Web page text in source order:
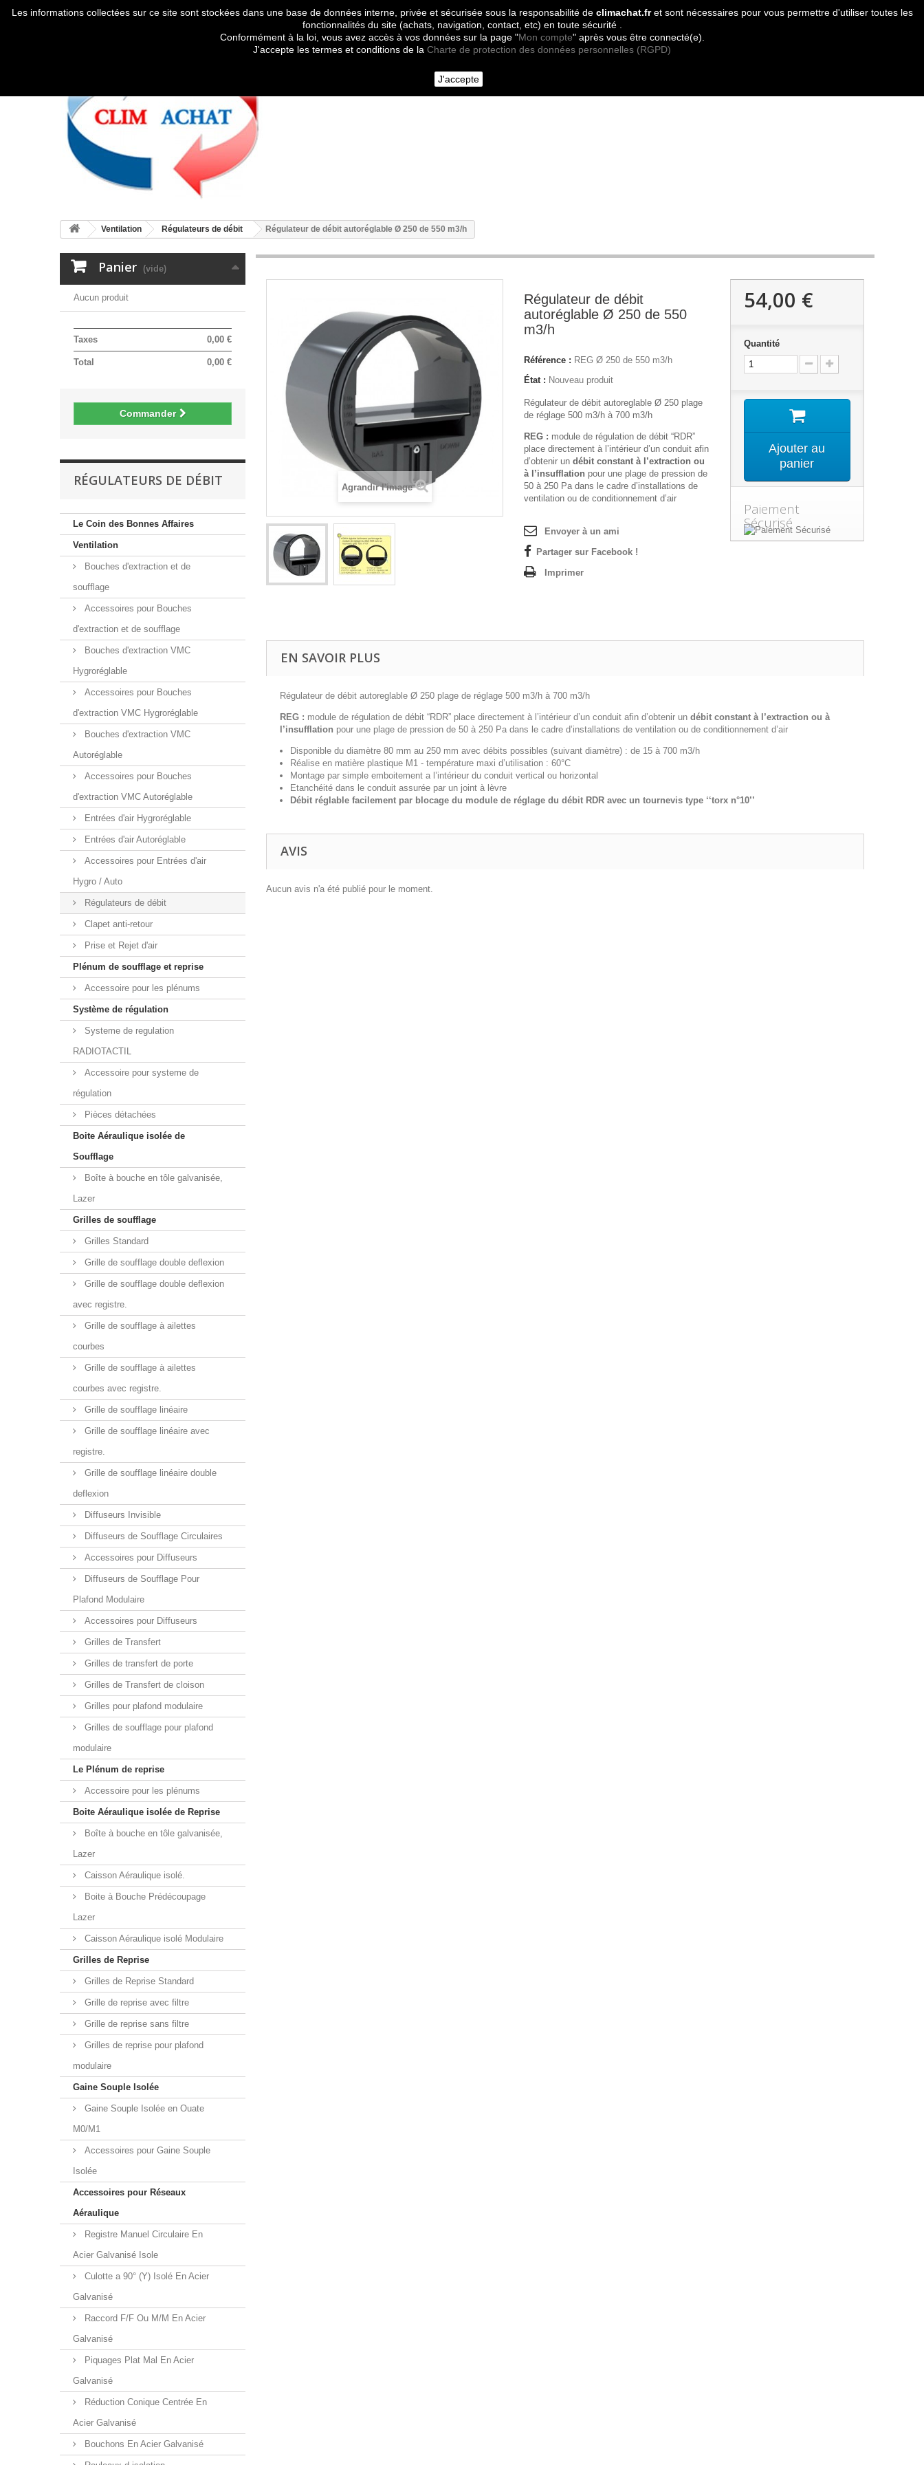
Les informations collectées sur ce site sont stockées dans une base de données interne, privée et sécurisée sous la responsabilité de climachat.fret sont nécessaires pour vous permettre d'utiliser toutes les
fonctionnalités du site (achats, navigation, contact, etc) en toute sécurité .
Conformément à la loi, vous avez accès à vos données sur la page "Mon compte" après vous être connecté(e).
J'accepte les termes et conditions de la Charte de protection des données personnelles (RGPD)
J'accepte
Contactez-nous
Ventilation Régulateurs de débit Régulateur de débit autoréglable Ø 250 de 550 m3/h
Panier (vide)
Aucun produit
0,00 €
Taxes
0,00 €
Total
Commander
RÉGULATEURS DE DÉBIT
Le Coin des Bonnes Affaires
Ventilation
Bouches d'extraction et de
soufflage
Accessoires pour Bouches
d'extraction et de soufflage
Bouches d'extraction VMC
Hygroréglable
Accessoires pour Bouches
d'extraction VMC Hygroréglable
Bouches d'extraction VMC
Autoréglable
Accessoires pour Bouches
d'extraction VMC Autoréglable
Entrées d'air Hygroréglable
Entrées d'air Autoréglable
Accessoires pour Entrées d'air
Hygro / Auto
Régulateurs de débit
Clapet anti-retour
Prise et Rejet d'air
Plénum de soufflage et reprise
Accessoire pour les plénums
Système de régulation
Systeme de regulation
RADIOTACTIL
Accessoire pour systeme de
régulation
Pièces détachées
Boite Aéraulique isolée de
Soufflage
Boîte à bouche en tôle galvanisée,
Lazer
Grilles de soufflage
Grilles Standard
Grille de soufflage double deflexion
Grille de soufflage double deflexion
avec registre.
Grille de soufflage à ailettes
courbes
Grille de soufflage à ailettes
courbes avec registre.
Grille de soufflage linéaire
Grille de soufflage linéaire avec
registre.
Grille de soufflage linéaire double
deflexion
Diffuseurs Invisible
Diffuseurs de Soufflage Circulaires
Accessoires pour Diffuseurs
Diffuseurs de Soufflage Pour
Plafond Modulaire
Accessoires pour Diffuseurs
Grilles de Transfert
Grilles de transfert de porte
Grilles de Transfert de cloison
Grilles pour plafond modulaire
Grilles de soufflage pour plafond
modulaire
Le Plénum de reprise
Accessoire pour les plénums
Boite Aéraulique isolée de Reprise
Boîte à bouche en tôle galvanisée,
Lazer
Caisson Aéraulique isolé.
Boite à Bouche Prédécoupage
Lazer
Caisson Aéraulique isolé Modulaire
Grilles de Reprise
Grilles de Reprise Standard
Grille de reprise avec filtre
Grille de reprise sans filtre
Grilles de reprise pour plafond
modulaire
Gaine Souple Isolée
Gaine Souple Isolée en Ouate
M0/M1
Accessoires pour Gaine Souple
Isolée
Accessoires pour Réseaux
Aéraulique
Registre Manuel Circulaire En
Acier Galvanisé Isole
Culotte a 90° (Y) Isolé En Acier
Galvanisé
Raccord F/F Ou M/M En Acier
Galvanisé
Piquages Plat Mal En Acier
Galvanisé
Réduction Conique Centrée En
Acier Galvanisé
Bouchons En Acier Galvanisé
Agrandir l'image
Régulateur de débit
autoréglable Ø 250 de 550
m3/h
Référence : REG Ø 250 de 550 m3/h
État : Nouveau produit
Régulateur de débit autoreglable Ø 250 plage
de réglage 500 m3/h à 700 m3/h
REG : module de régulation de débit “RDR”
place directement à l’intérieur d’un conduit afin
d’obtenir un débit constant àl’extraction ou
àl’insufflation pour une plage de pression de
50 à 250 Pa dans le cadre d’installations de
ventilation ou de conditionnement d’air
Envoyer à un ami
Partager sur Facebook !
Imprimer
54,00 €
Quantité
Ajouter au
panier
Paiement
Sécurisé
EN SAVOIR PLUS
Régulateur de débit autoreglable Ø 250 plage de réglage 500 m3/h à 700 m3/h
REG : module de régulation de débit “RDR” place directement à l’intérieur d’un conduit afin d’obtenir un débit constant àl’extraction ou à
l’insufflation pour une plage de pression de 50 à 250 Pa dans le cadre d’installations de ventilation ou de conditionnement d’air
Disponible du diamètre 80 mm au 250 mm avec débits possibles (suivant diamètre) : de 15 à 700 m3/h
Réalise en matière plastique M1 - température maxi d’utilisation : 60°C
Montage par simple emboitement a l’intérieur du conduit vertical ou horizontal
Etanchéité dans le conduit assurée par un joint à lèvre
Débit réglable facilement par blocage du module de réglage du débit RDR avec un tournevis type ‘‘torx n°10’’
AVIS
Aucun avis n'a été publié pour le moment.